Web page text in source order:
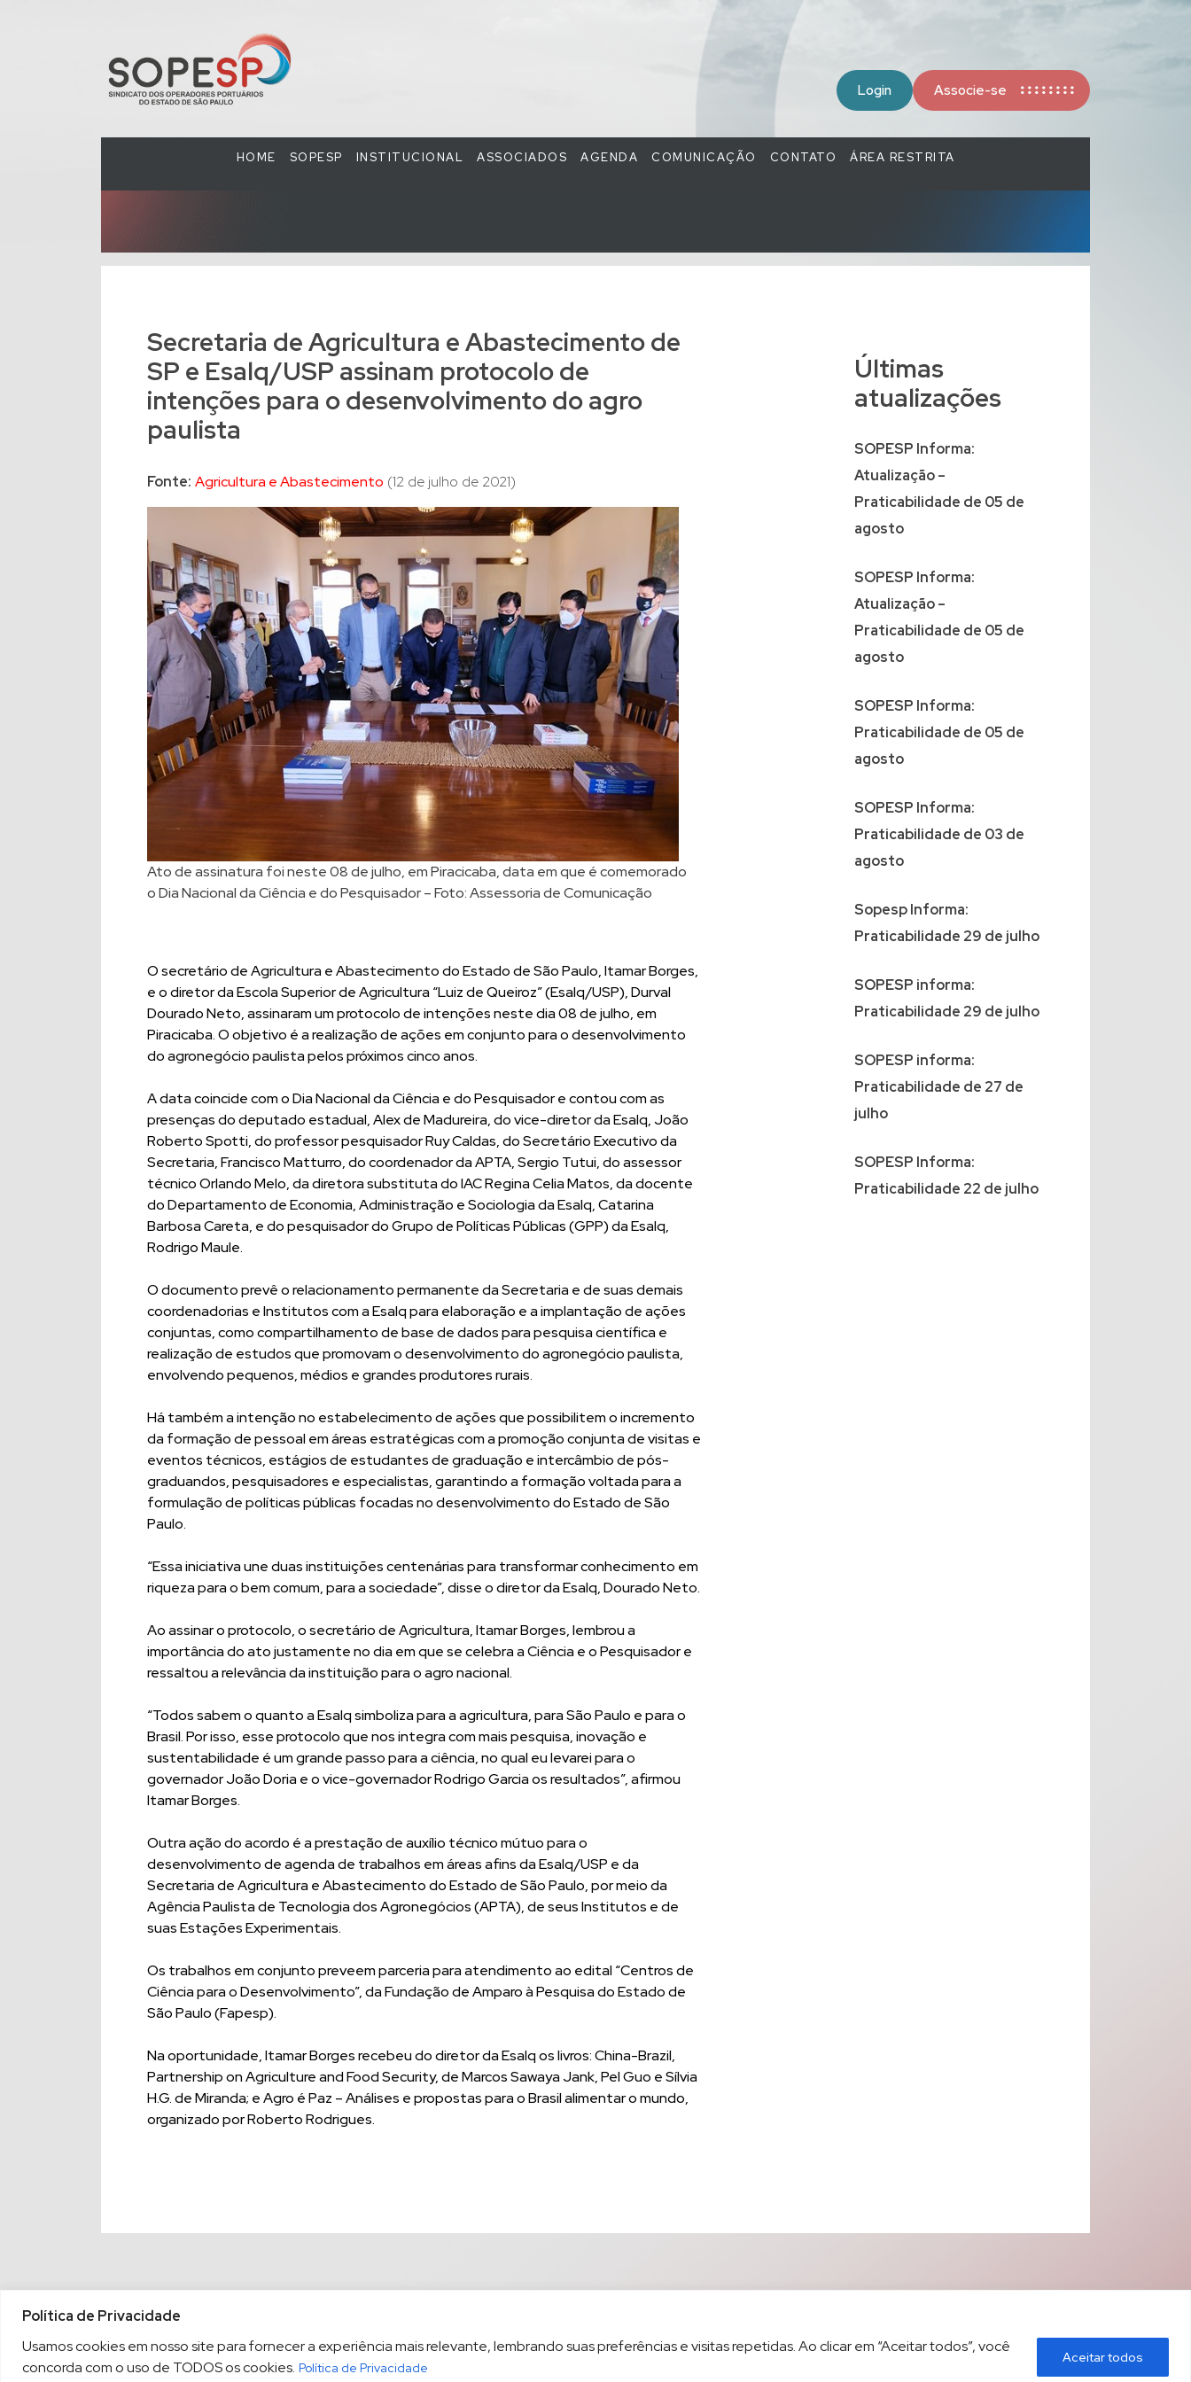
Política de Privacidade
Usamos cookies em nosso site para fornecer a experiência mais relevante, lembrando suas preferências e visitas repetidas. Ao clicar em “Aceitar todos”, você
concorda com o uso de TODOS os cookies. Política de Privacidade
Aceitar todos
Login Associe-se
HOME SOPESP INSTITUCIONAL ASSOCIADOS AGENDA COMUNICAÇÃO CONTATO ÁREA RESTRITA
Secretaria de Agricultura e Abastecimento de
SP e Esalq/USP assinam protocolo de
intenções para o desenvolvimento do agro
paulista
Fonte: Agricultura e Abastecimento (12 de julho de 2021)
Ato de assinatura foi neste 08 de julho, em Piracicaba, data em que é comemorado
o Dia Nacional da Ciência e do Pesquisador – Foto: Assessoria de Comunicação
O secretário de Agricultura e Abastecimento do Estado de São Paulo, Itamar Borges,
e o diretor da Escola Superior de Agricultura “Luiz de Queiroz” (Esalq/USP), Durval
Dourado Neto, assinaram um protocolo de intenções neste dia 08 de julho, em
Piracicaba. O objetivo é a realização de ações em conjunto para o desenvolvimento
do agronegócio paulista pelos próximos cinco anos.
A data coincide com o Dia Nacional da Ciência e do Pesquisador e contou com as
presenças do deputado estadual, Alex de Madureira, do vice-diretor da Esalq, João
Roberto Spotti, do professor pesquisador Ruy Caldas, do Secretário Executivo da
Secretaria, Francisco Matturro, do coordenador da APTA, Sergio Tutui, do assessor
técnico Orlando Melo, da diretora substituta do IAC Regina Celia Matos, da docente
do Departamento de Economia, Administração e Sociologia da Esalq, Catarina
Barbosa Careta, e do pesquisador do Grupo de Políticas Públicas (GPP) da Esalq,
Rodrigo Maule.
O documento prevê o relacionamento permanente da Secretaria e de suas demais
coordenadorias e Institutos com a Esalq para elaboração e a implantação de ações
conjuntas, como compartilhamento de base de dados para pesquisa científica e
realização de estudos que promovam o desenvolvimento do agronegócio paulista,
envolvendo pequenos, médios e grandes produtores rurais.
Há também a intenção no estabelecimento de ações que possibilitem o incremento
da formação de pessoal em áreas estratégicas com a promoção conjunta de visitas e
eventos técnicos, estágios de estudantes de graduação e intercâmbio de pós-
graduandos, pesquisadores e especialistas, garantindo a formação voltada para a
formulação de políticas públicas focadas no desenvolvimento do Estado de São
Paulo.
“Essa iniciativa une duas instituições centenárias para transformar conhecimento em
riqueza para o bem comum, para a sociedade”, disse o diretor da Esalq, Dourado Neto.
Ao assinar o protocolo, o secretário de Agricultura, Itamar Borges, lembrou a
importância do ato justamente no dia em que se celebra a Ciência e o Pesquisador e
ressaltou a relevância da instituição para o agro nacional.
“Todos sabem o quanto a Esalq simboliza para a agricultura, para São Paulo e para o
Brasil. Por isso, esse protocolo que nos integra com mais pesquisa, inovação e
sustentabilidade é um grande passo para a ciência, no qual eu levarei para o
governador João Doria e o vice-governador Rodrigo Garcia os resultados”, afirmou
Itamar Borges.
Outra ação do acordo é a prestação de auxílio técnico mútuo para o
desenvolvimento de agenda de trabalhos em áreas afins da Esalq/USP e da
Secretaria de Agricultura e Abastecimento do Estado de São Paulo, por meio da
Agência Paulista de Tecnologia dos Agronegócios (APTA), de seus Institutos e de
suas Estações Experimentais.
Os trabalhos em conjunto preveem parceria para atendimento ao edital “Centros de
Ciência para o Desenvolvimento”, da Fundação de Amparo à Pesquisa do Estado de
São Paulo (Fapesp).
Na oportunidade, Itamar Borges recebeu do diretor da Esalq os livros: China-Brazil,
Partnership on Agriculture and Food Security, de Marcos Sawaya Jank, Pel Guo e Sílvia
H.G. de Miranda; e Agro é Paz – Análises e propostas para o Brasil alimentar o mundo,
organizado por Roberto Rodrigues.
Últimas
atualizações
SOPESP Informa:
Atualização –
Praticabilidade de 05 de
agosto
SOPESP Informa:
Atualização –
Praticabilidade de 05 de
agosto
SOPESP Informa:
Praticabilidade de 05 de
agosto
SOPESP Informa:
Praticabilidade de 03 de
agosto
Sopesp Informa:
Praticabilidade 29 de julho
SOPESP informa:
Praticabilidade 29 de julho
SOPESP informa:
Praticabilidade de 27 de
julho
SOPESP Informa:
Praticabilidade 22 de julho